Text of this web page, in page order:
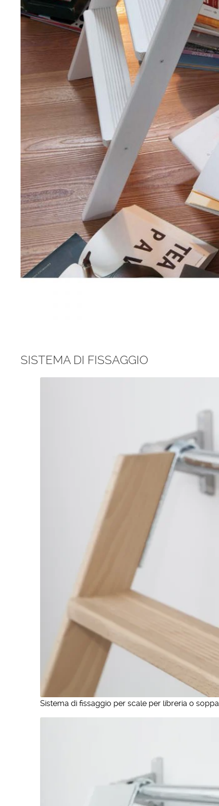
SISTEMA DI FISSAGGIO
Sistema di fissaggio per scale per libreria o